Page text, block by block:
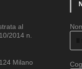
al
2014 n.
Milano